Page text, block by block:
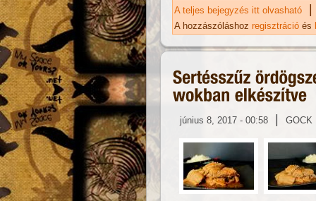
A teljes bejegyzés itt olvasható
|
A hozzászóláshoz regisztráció és
június 8, 2017 - 00:58 | GOCK